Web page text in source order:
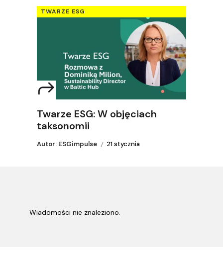
TWARZE ESG
Twarze ESG: W objęciach
taksonomii
Autor: ESGimpulse 21 stycznia
Wiadomości nie znaleziono.